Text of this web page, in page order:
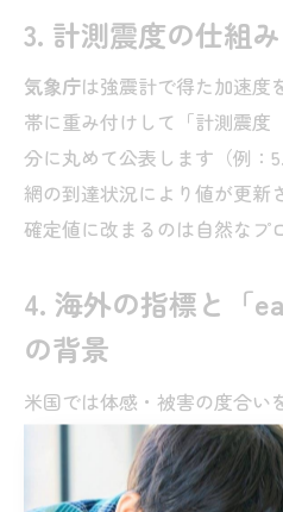
3. 計測震度の仕組
気象庁は強震計で得た加速度
帯に重み付けして「計測震度
分に丸めて公表します（例
網の到達状況により値が更新
確定値に改まるのは自然なプ
4. 海外の指標と「
の背景
米国では体感・被害の度合い
使われ、日本の震度（0〜7）
いません。「アメリカ」「ト